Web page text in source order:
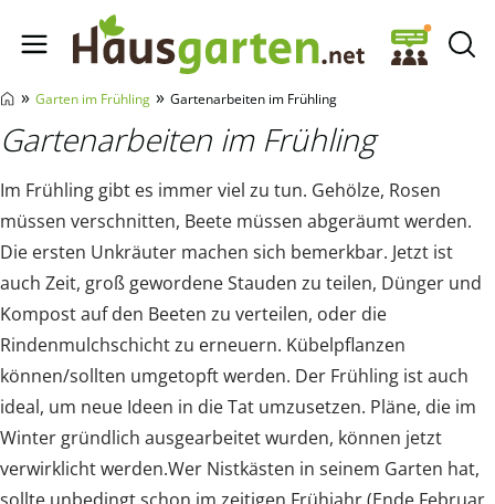
Hausgarten.net
» Garten im Frühling » Gartenarbeiten im Frühling
Gartenarbeiten im Frühling
Im Frühling gibt es immer viel zu tun. Gehölze, Rosen
müssen verschnitten, Beete müssen abgeräumt werden.
Die ersten Unkräuter machen sich bemerkbar. Jetzt ist
auch Zeit, groß gewordene Stauden zu teilen, Dünger und
Kompost auf den Beeten zu verteilen, oder die
Rindenmulchschicht zu erneuern. Kübelpflanzen
können/sollten umgetopft werden. Der Frühling ist auch
ideal, um neue Ideen in die Tat umzusetzen. Pläne, die im
Winter gründlich ausgearbeitet wurden, können jetzt
verwirklicht werden.Wer Nistkästen in seinem Garten hat,